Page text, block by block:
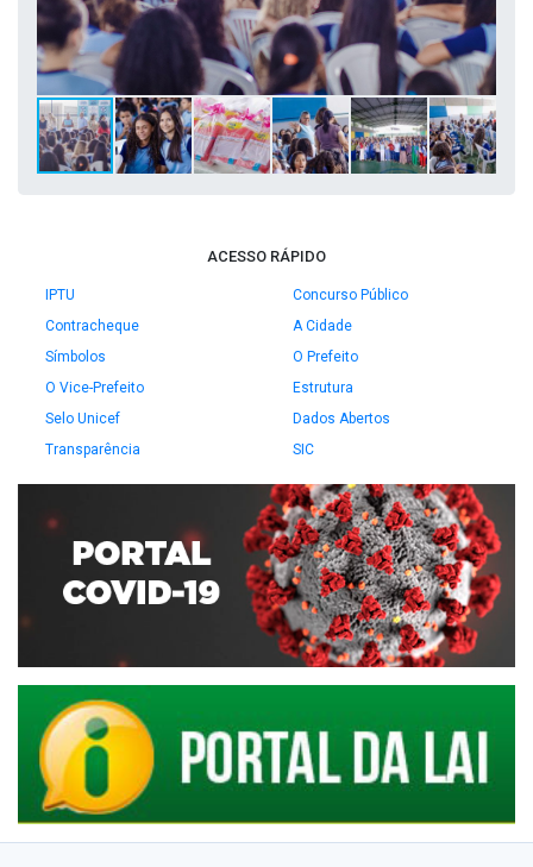
ACESSO RÁPIDO
IPTU
Concurso Público
Contracheque
A Cidade
Símbolos
O Prefeito
O Vice-Prefeito
Estrutura
Selo Unicef
Dados Abertos
Transparência
SIC